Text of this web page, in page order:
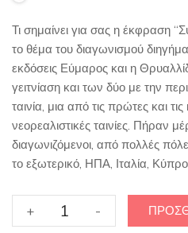
Τι σημαίνει για σας η έκφραση
το θέμα του διαγωνισμού
εκδόσεις Εύμαρος και η
γειτνίαση και των δύο με την
ταινία, μια από τις πρώτες και
νεορεαλιστικές ταινίες. Πήραν
διαγωνιζόμενοι, από πολλές
το εξωτερικό, ΗΠΑ, Ιταλία,
+
ΣΥΝΟΙΚΙΑ
ΤΟ
-